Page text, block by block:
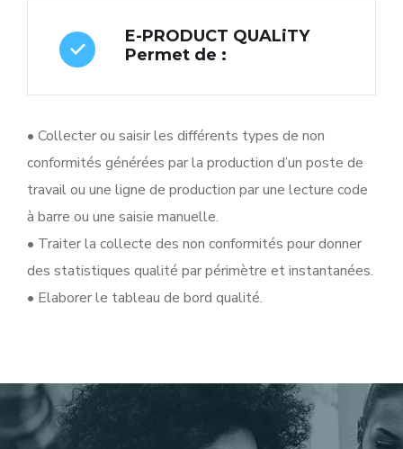
E-PRODUCT QUALiTY
Permet de :
• Collecter ou saisir les différents types de non
conformités générées par la production d’un poste de
travail ou une ligne de production par une lecture code
à barre ou une saisie manuelle.
• Traiter la collecte des non conformités pour donner
des statistiques qualité par périmètre et instantanées.
• Elaborer le tableau de bord qualité.